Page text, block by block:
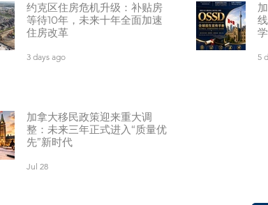
约克区住房危机升级：补贴房
等待10年，未来十年全面加速
住房改革
3 days ago 5
加拿大移民政策迎来重大调
整：未来三年正式进入“质量优
先”新时代
Jul 28